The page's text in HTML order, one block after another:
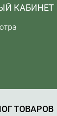
ТОВАРОВ
КАБИНЕТ